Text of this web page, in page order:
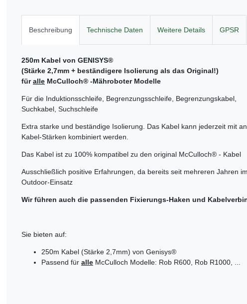
Beschreibung Technische Daten Weitere Details GPSR
250m Kabel von GENISYS®
(Stärke 2,7mm + beständigere Isolierung als das Original!)
füralle McCulloch® -Mähroboter Modelle
Für die Induktionsschleife, Begrenzungsschleife, Begrenzungskabel,
Suchkabel, Suchschleife
Extra starke und beständige Isolierung. Das Kabel kann jederzeit mit
Kabel-Stärken kombiniert werden.
Das Kabel ist zu 100% kompatibel zu den original McCulloch® - Kabel
Ausschließlich positive Erfahrungen, da bereits seit mehreren Jahren im
Outdoor-Einsatz
Wir führen auch die passenden Fixierungs-Haken und
Sie bieten auf:
250m Kabel (Stärke 2,7mm) von Genisys®
Passend für alle McCulloch Modelle: Rob R600, Rob R1000, ...